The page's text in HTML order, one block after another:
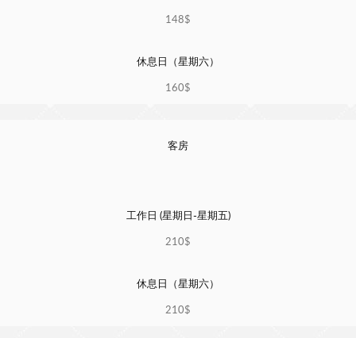
148$
休息日（星期六）
160$
客房
工作日 (星期日-星期五)
210$
休息日（星期六）
210$